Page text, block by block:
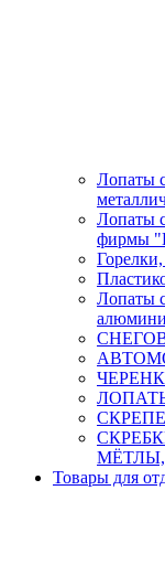
Лопаты
Лопаты
фирмы
Лопаты
Товары для